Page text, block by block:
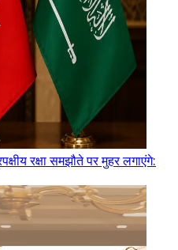
रक्षा समझौते पर मुहर लगाएंगे: